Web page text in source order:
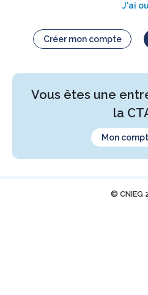
J'ai
Créer mon compte
Vous êtes une
la
Mon
© CNIEG